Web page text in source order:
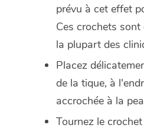
prévu à cet effet
Ces crochets
la plupart des
Placez
de la tique, à
accrochée à la
Tournez le